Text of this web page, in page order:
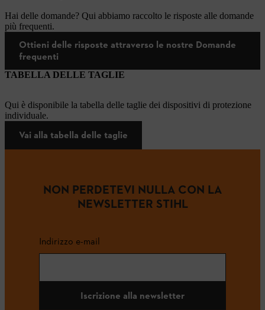
Hai delle domande? Qui abbiamo raccolto le risposte alle domande
più frequenti.
Ottieni delle risposte attraverso le nostre Domande
frequenti
TABELLA DELLE TAGLIE
Qui è disponibile la tabella delle taglie dei dispositivi di protezione
individuale.
Vai alla tabella delle taglie
NON PERDETEVI NULLA CON LA
NEWSLETTER STIHL
Indirizzo e-mail
Iscrizione alla newsletter